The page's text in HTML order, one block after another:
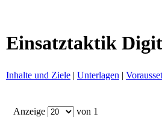
Einsatztaktik
Inhalte und Ziele | Unterlagen |
Anzeige von 1